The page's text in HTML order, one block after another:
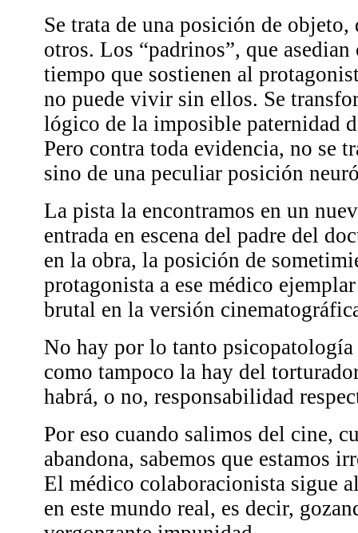
Se trata de una posición de
otros. Los “padrinos”, que
tiempo que sostienen al
no puede vivir sin ellos. Se
lógico de la imposible paternidad
Pero contra toda evidencia, no se
sino de una peculiar posición
La pista la encontramos en un
entrada en escena del padre del
en la obra, la posición de
protagonista a ese médico
brutal en la versión
No hay por lo tanto
como tampoco la hay del
habrá, o no, responsabilidad
Por eso cuando salimos del cine,
abandona, sabemos que estamos
El médico colaboracionista sigue
en este mundo real, es decir,